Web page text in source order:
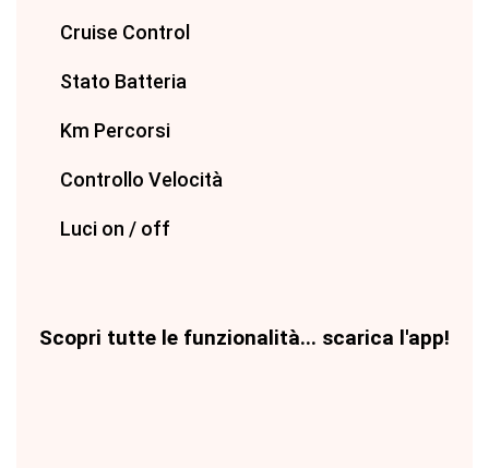
Cruise Control
Stato Batteria
Km Percorsi
Controllo Velocità
Luci on / off
Scopri tutte le funzionalità... scarica l'app!